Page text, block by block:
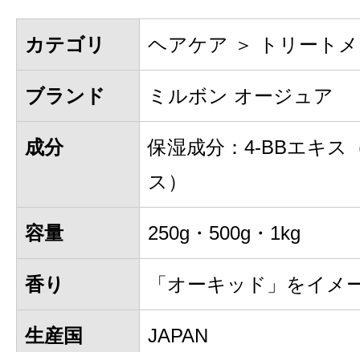
カテゴリ ヘアケア ＞ トリート
ブランド ミルボン オージュア
成分
保湿成分：4-BBエキス
ス）
容量 250g・500g・1kg
香り 「オーキッド」をイメ
生産国 JAPAN